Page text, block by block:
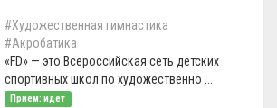
#Художественная гимнастика
#Акробатика
«FD» — это Всероссийская сеть детских
спортивных школ по художественно ...
Прием: идет